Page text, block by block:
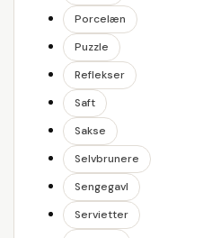
Porcelæn
Puzzle
Reflekser
Saft
Sakse
Selvbrunere
Sengegavl
Servietter